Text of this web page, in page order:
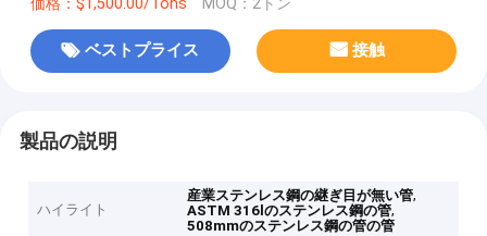
ベストプライス 接触
製品の説明
ハイライト
産業ステンレス鋼の継ぎ目が無い管,
ASTM 316lのステンレス鋼の管,
508mmのステンレス鋼の管の管